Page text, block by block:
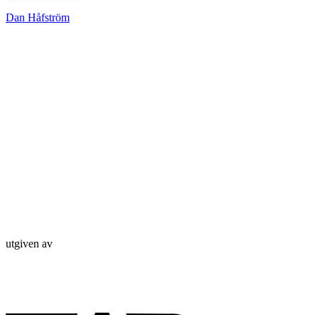
Dan Håfström
utgiven av